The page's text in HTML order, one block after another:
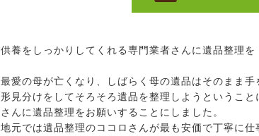
供養をしっかりしてくれる専門業者さんに遺品整理を
最愛の母が亡くなり、しばらく母の遺品はそのまま
形見分けをしてそろそろ遺品を整理しようというこ
さんに遺品整理をお願いすることにしました。
地元では遺品整理のココロさんが最も安価で丁寧に